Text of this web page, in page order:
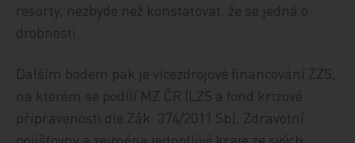
resorty, nezbyde než konstatovat, že se jedná o
drobnosti.
Dalším bodem pak je vícezdrojové financování ZZS,
na kterém se podílí MZ ČR (LZS a fond krizové
připravenosti dle Zák. 374/2011 Sb), Zdravotní